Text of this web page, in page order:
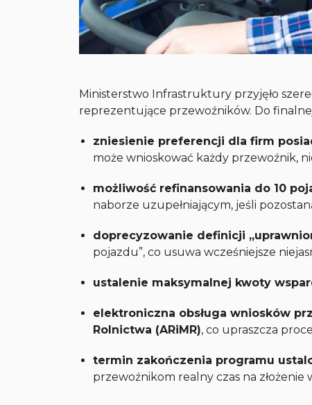
Ministerstwo Infrastruktury przyjęło
reprezentujące przewoźników. Do
zniesienie preferencji dla firm
może wnioskować każdy przewoźnik,
możliwość refinansowania do 10
naborze uzupełniającym, jeśli
doprecyzowanie definicji
pojazdu”, co usuwa wcześniejsze
ustalenie maksymalnej kwoty
elektroniczna obsługa wniosków
Rolnictwa (ARiMR), co upraszcza
termin zakończenia programu
przewoźnikom realny czas na złożenie